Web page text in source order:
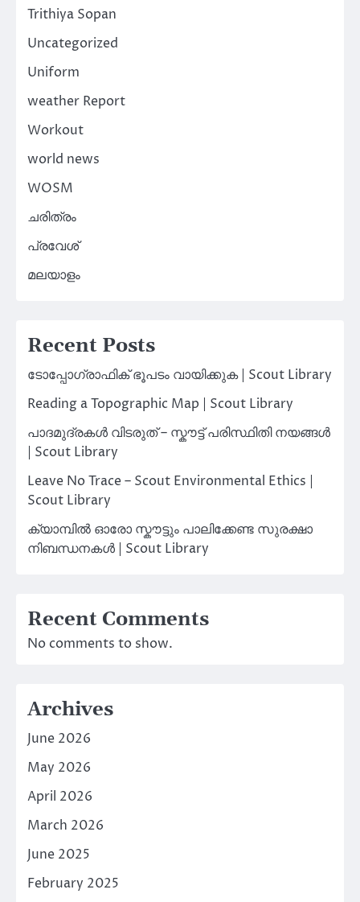
Trithiya Sopan
Uncategorized
Uniform
weather Report
Workout
world news
WOSM
ചരിത്രം
പ്രവേശ്
മലയാളം
Recent Posts
ടോപ്പോഗ്രാഫിക് ഭൂപടം വായിക്കുക | Scout Library
Reading a Topographic Map | Scout Library
പാദമുദ്രകൾ വിടരുത് – സ്കൗട്ട് പരിസ്ഥിതി നയങ്ങൾ
| Scout Library
Leave No Trace – Scout Environmental Ethics |
Scout Library
ക്യാമ്പിൽ ഓരോ സ്കൗട്ടും പാലിക്കേണ്ട സുരക്ഷാ
നിബന്ധനകൾ | Scout Library
Recent Comments
No comments to show.
Archives
June 2026
May 2026
April 2026
March 2026
June 2025
February 2025